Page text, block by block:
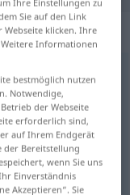
antippen)
Sie auf den Link
Webseite klicken. Ihre
Informationen
bestmöglich nutzen
Notwendige,
der Webseite
erforderlich sind,
auf Ihrem Endgerät
der Bereitstellung
wenn Sie uns
Einverständnis
Akzeptieren“. Sie